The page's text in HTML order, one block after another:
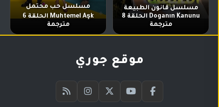
مسلسل قانون الطبيعة
Doganın Kanunu الحلقة 8
مترجمة
مسلسل حب محتمل
Muhtemel Aşk الحلقة 6
مترجمة
موقع جوري